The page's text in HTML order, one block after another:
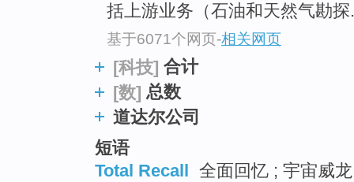
括上游业务（石油和天然气勘探
基于6071个网页-相关网页
[科技] 合计
[数] 总数
道达尔公司
短语
Total Recall 全面回忆 ; 宇宙威